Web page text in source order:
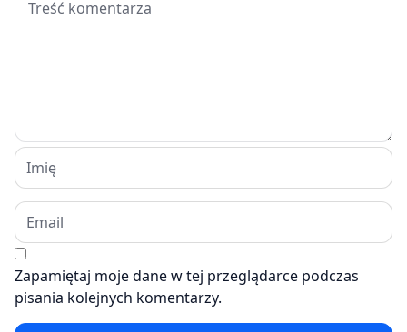
Zapamiętaj moje dane w tej przeglądarce podczas
pisania kolejnych komentarzy.